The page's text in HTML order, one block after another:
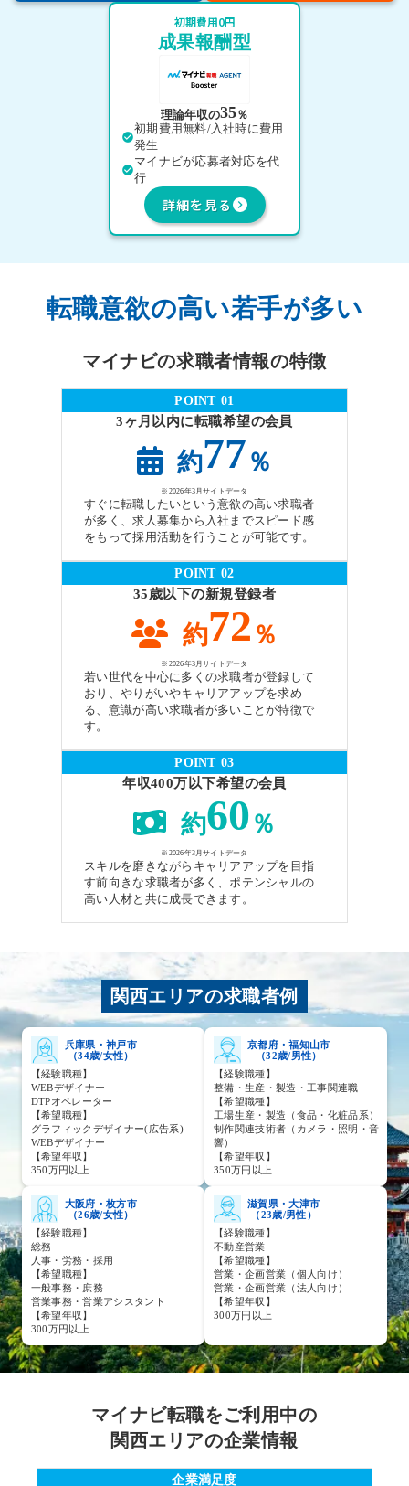
初期費用0円
成果報酬型
理論年収の35％
check_circle
初期費用無料/入社時に費用
発生
check_circle
マイナビが応募者対応を代
行
詳細を見るkeyboard_arrow_right
転職意欲の高い若手が多い
マイナビの求職者情報の特徴
POINT 01
3ヶ月以内に転職希望の会員
約77％
※2026年3月サイトデータ
すぐに転職したいという意欲の高い求職者
が多く、求人募集から入社までスピード感
をもって採用活動を行うことが可能です。
POINT 02
35歳以下の新規登録者
約72 ％
※2026年3月サイトデータ
若い世代を中心に多くの求職者が登録して
おり、やりがいやキャリアアップを求め
る、意識が高い求職者が多いことが特徴で
す。
POINT 03
年収400万以下希望の会員
約60％
※2026年3月サイトデータ
スキルを磨きながらキャリアアップを目指
す前向きな求職者が多く、ポテンシャルの
高い人材と共に成長できます。
関西エリアの求職者例
兵庫県・神戸市
（34歳/女性）
【経験職種】
WEBデザイナー
DTPオペレーター
【希望職種】
グラフィックデザイナー(広告系)
WEBデザイナー
【希望年収】
350万円以上
京都府・福知山市
（32歳/男性）
【経験職種】
整備・生産・製造・工事関連職
【希望職種】
工場生産・製造（食品・化粧品系）
制作関連技術者（カメラ・照明・音
響）
【希望年収】
350万円以上
大阪府・枚方市
（26歳/女性）
【経験職種】
総務
人事・労務・採用
【希望職種】
一般事務・庶務
営業事務・営業アシスタント
【希望年収】
300万円以上
滋賀県・大津市
（23歳/男性）
【経験職種】
不動産営業
【希望職種】
営業・企画営業（個人向け）
営業・企画営業（法人向け）
【希望年収】
300万円以上
マイナビ転職をご利用中の
関西エリアの企業情報
企業満足度